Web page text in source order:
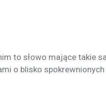
to słowo mające takie
o blisko